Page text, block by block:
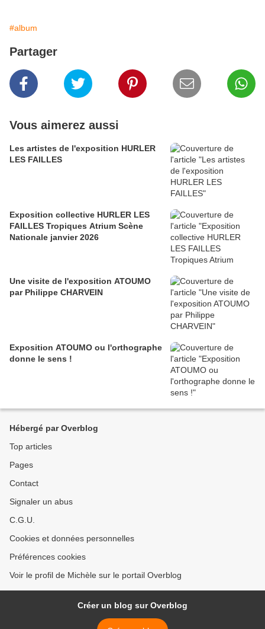
#album
Partager
Vous aimerez aussi
Les artistes de l'exposition HURLER
LES FAILLES
Exposition collective HURLER LES
FAILLES Tropiques Atrium Scène
Nationale janvier 2026
Une visite de l'exposition ATOUMO
par Philippe CHARVEIN
Exposition ATOUMO ou l'orthographe
donne le sens !
Hébergé par Overblog
Top articles
Pages
Contact
Signaler un abus
C.G.U.
Cookies et données personnelles
Préférences cookies
Voir le profil de Michèle sur le portail Overblog
Créer un blog sur Overblog